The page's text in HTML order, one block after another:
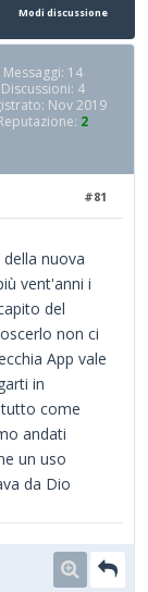
Modi discussione
Messaggi: 14
Discussioni: 4
Nov 2019
2
#81
nuova
vent'anni i
del
non ci
App vale
in
come
andati
un uso
da Dio